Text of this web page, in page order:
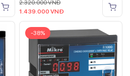
2.320.000VNĐ
1.439.000 VNĐ
-38%